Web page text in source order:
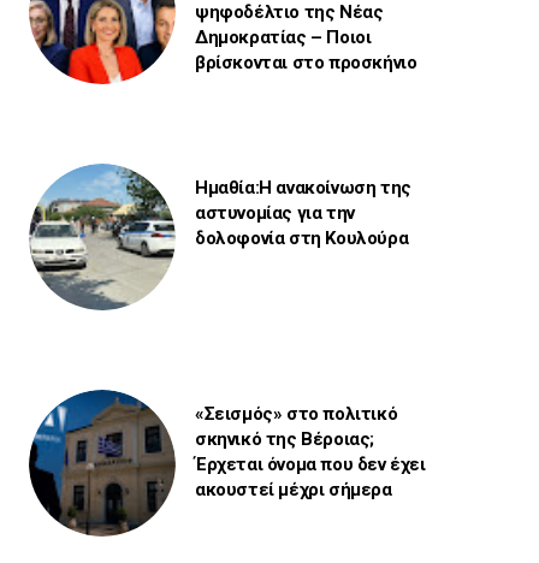
ψηφοδέλτιο της Νέας
Δημοκρατίας – Ποιοι
βρίσκονται στο προσκήνιο
Ημαθία:Η ανακοίνωση της
αστυνομίας για την
δολοφονία στη Κουλούρα
«Σεισμός» στο πολιτικό
σκηνικό της Βέροιας;
Έρχεται όνομα που δεν έχει
ακουστεί μέχρι σήμερα